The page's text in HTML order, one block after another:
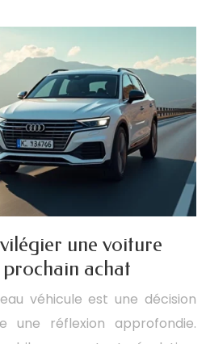
une voiture
achat
véhicule est une décision
une réflexion approfondie.